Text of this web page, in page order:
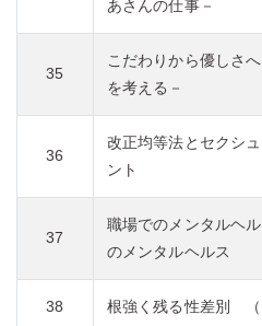
あさんの仕事－
35
こだわりから優しさ
を考える－
36
改正均等法とセクシ
ント
37
職場でのメンタル
のメンタルヘルス
38 根強く残る性差別 （